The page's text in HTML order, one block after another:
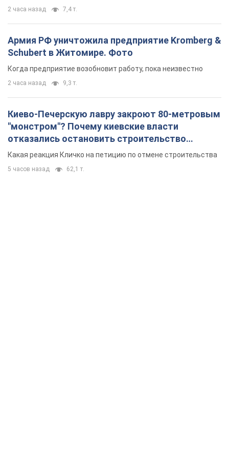
2 часа назад 7,4 т.
Армия РФ уничтожила предприятие Kromberg &
Schubert в Житомире. Фото
Когда предприятие возобновит работу, пока неизвестно
2 часа назад 9,3 т.
Киево-Печерскую лавру закроют 80-метровым
"монстром"? Почему киевские власти
отказались остановить строительство
небоскреба "московского верующего"
Какая реакция Кличко на петицию по отмене строительства
5 часов назад 62,1 т.